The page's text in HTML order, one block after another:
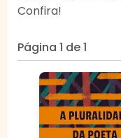
Confira!
Página 1 de 1